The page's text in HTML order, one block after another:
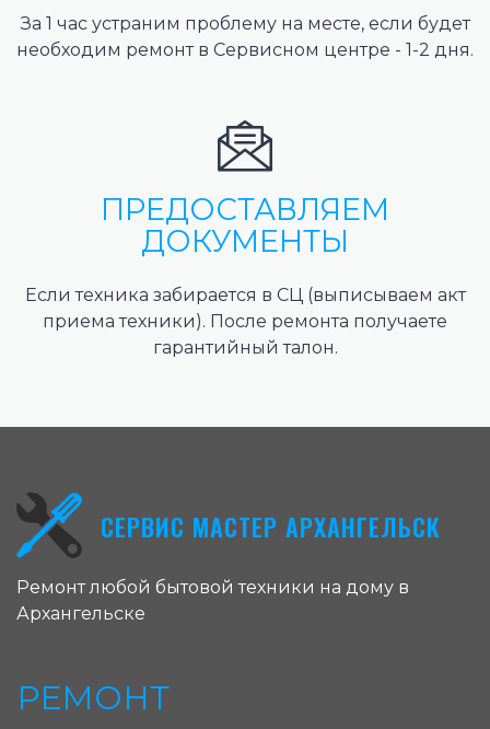
За 1 час устраним проблему на месте, если будет
необходим ремонт в Сервисном центре - 1-2 дня.
ПРЕДОСТАВЛЯЕМ
ДОКУМЕНТЫ
Если техника забирается в СЦ (выписываем акт
приема техники). После ремонта получаете
гарантийный талон.
СЕРВИС МАСТЕР АРХАНГЕЛЬСК
Ремонт любой бытовой техники на дому в
Архангельске
РЕМОНТ